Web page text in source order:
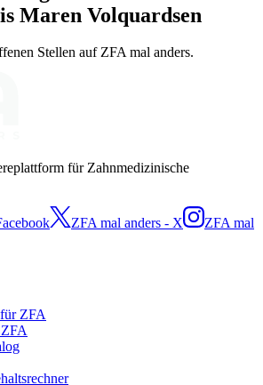
Maren Volquardsen
Stellen auf ZFA mal anders.
für Zahnmedizinische
ZFA mal anders - X
ZFA mal
ZFA